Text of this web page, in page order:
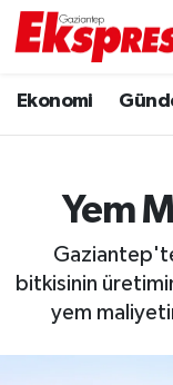
Ekonomi
Yem
bitkisinin
yem
Ekonomi
Gaziantep
Genel
Gündem
Trafik
Puan
Tüm
Son Dakika